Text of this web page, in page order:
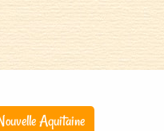
Aquitaine